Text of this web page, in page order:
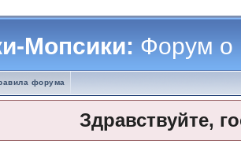
Мопсики:Форум о
форума
Здравствуйте,